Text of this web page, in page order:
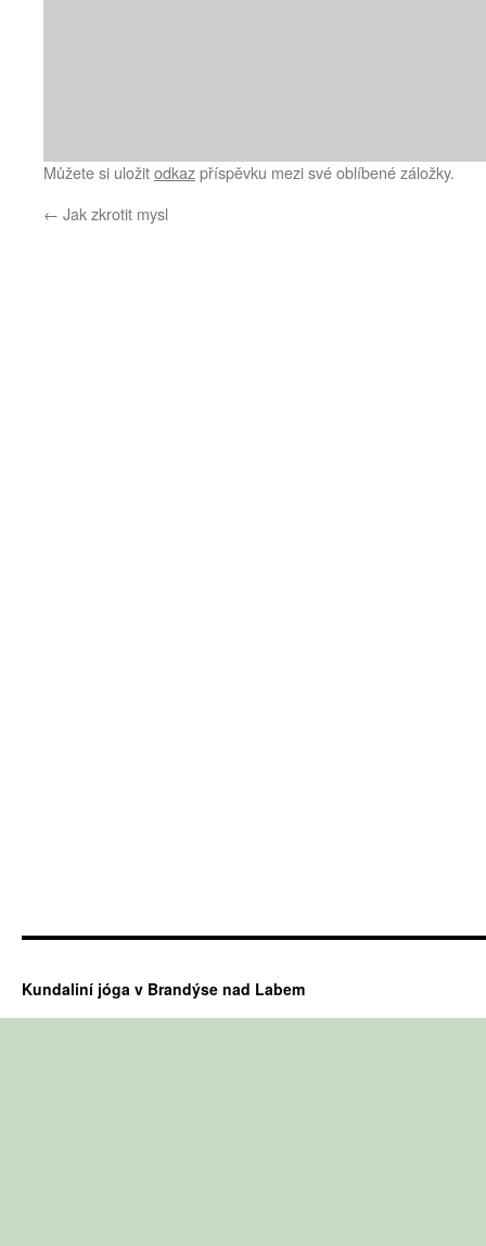
Můžete si uložitodkazpříspěvku mezi své oblíbené záložky.
← Jak zkrotit mysl
Kundaliní jóga v Brandýse nad Labem